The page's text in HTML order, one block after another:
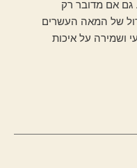
אם מדובר רק
של המאה העשרים
ושמירה על איכות